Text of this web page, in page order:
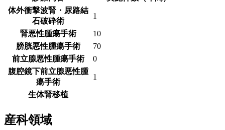
体外衝撃波腎・尿路結
石破砕術
1
腎悪性腫瘍手術
10
膀胱悪性腫瘍手術
70
前立腺悪性腫瘍手術
0
腹腔鏡下前立腺悪性腫
瘍手術
1
生体腎移植
産科領域